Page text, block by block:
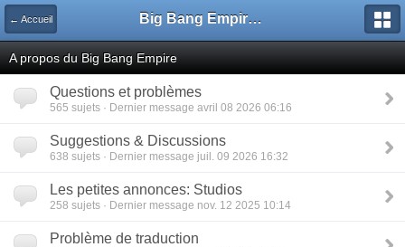
← Accueil Big Bang Empire - Forum
A propos du Big Bang Empire
Questions et problèmes
565 sujets · Dernier message avril 08 2026 06:16
Suggestions & Discussions
638 sujets · Dernier message juil. 09 2026 16:32
Les petites annonces: Studios
258 sujets · Dernier message nov. 12 2025 10:14
Problème de traduction